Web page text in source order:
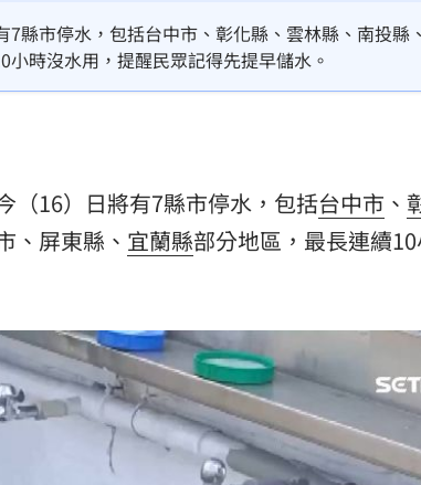
回 20:39
歉了 20:30
炸全場 20:19
縣市停水，包括台中市、彰化縣、雲林縣、南投縣
時沒水用，提醒民眾記得先提早儲水。
（16）日將有7縣市停水，包括台中市 、
、屏東縣、 宜蘭縣部分地區，最長連續